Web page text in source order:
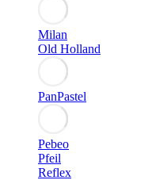
Milan
Old Holland
PanPastel
Pebeo
Pfeil
Reflex